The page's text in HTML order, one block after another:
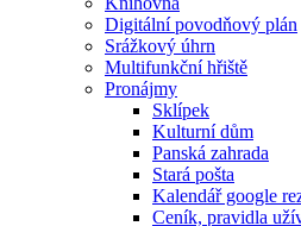
Digitální povodňový plán
Srážkový úhrn
Multifunkční hřiště
Pronájmy
Sklípek
Kulturní dům
Panská zahrada
Stará pošta
Kalendář google
Ceník, pravidla